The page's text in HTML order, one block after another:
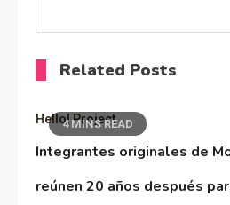
Related Posts
4 MINS READ
Hello! Project
Integrantes originales de
reúnen 20 años después